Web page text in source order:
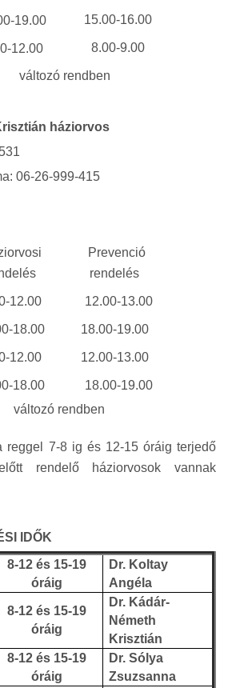
19.00 15.00-16.00
12.00 8.00-9.00
változó rendben
háziorvos
06-26-999-415
Prevenció
rendelés
12.00 12.00-13.00
18.00 18.00-19.00
12.00 12.00-13.00
18.00 18.00-19.00
változó rendben
reggel 7-8 ig és 12-15 óráig terjedő
rendelő háziorvosok vannak
IDŐK
8-12 és 15-19
óráig
Dr. Koltay
Angéla
8-12 és 15-19
óráig
Dr. Kádár-
Németh
Krisztián
8-12 és 15-19
óráig
Dr. Sólya
Zsuzsanna